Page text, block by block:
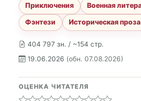
404 797 зн. / ~154 стр.
19.06.2026 (обн. 07.08.2026)
Приключения
Военная
Фэнтези
Историческая проза
ОЦЕНКА ЧИТАТЕЛЯ